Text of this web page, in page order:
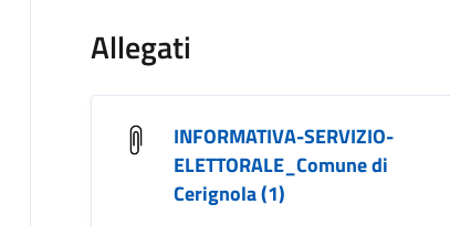
Allegati
INFORMATIVA-SERVIZIO-
ELETTORALE_Comune di
Cerignola (1)